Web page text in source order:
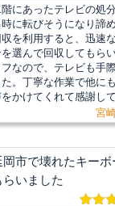
階にあったテレビの処
時に転びそうになり諦
収を利用すると、迅速
を選んで回収してもら
フなので、テレビも手
た。丁寧な作業で他に
かけてくれて感謝して
宮
岡市で壊れたキー
らいました